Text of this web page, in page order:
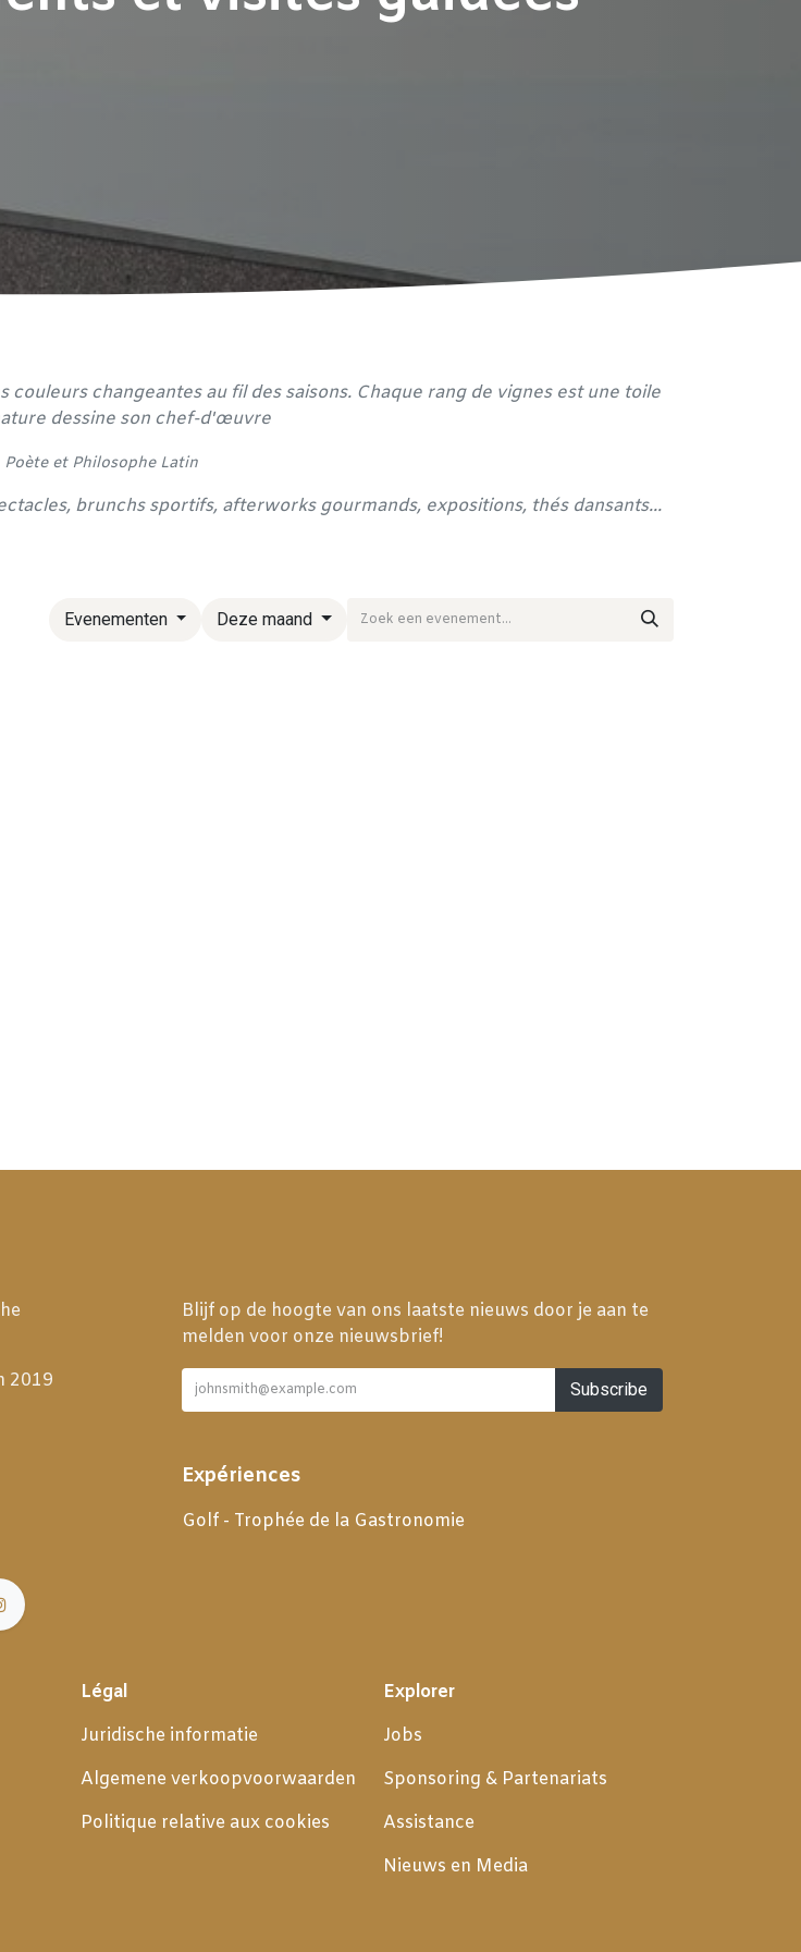
changeantes au fil des saisons. Chaque rang de vignes est une toile
dessine son chef-d'œuvre
Poète et Philosophe Latin
brunchs sportifs, afterworks gourmands, expositions, thés dansants...
Evenementen Deze maand
Blijf op de hoogte van ons laatste nieuws door je aan te
melden voor onze nieuwsbrief!
Subscribe
2019
Expériences
Golf - Trophée de la Gastronomie
Explorer
Jobs
Sponsoring & Partenariats
Assistance
Nieuws en Media
Légal
Juridische informatie
Algemene verkoopvoorwaarden
Politique relative aux cookies